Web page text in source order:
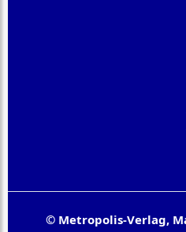
© Metropolis-Verlag,